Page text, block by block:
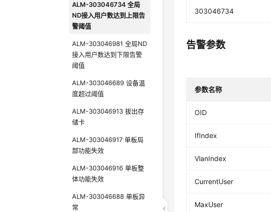
ALM-303046734 全局
ND接入用户数达到上限告
警阈值
ALM-303046981 全局ND
接入用户数达到下限告警
阈值
ALM-303046689 设备温
度超过阈值
ALM-303046913 拔出存
储卡
ALM-303046917 单板局
部功能失效
ALM-303046916 单板整
体功能失效
ALM-303046688 单板异
常
303046734
告警参数
参数名称
OID
IfIndex
VlanIndex
CurrentUser
MaxUser